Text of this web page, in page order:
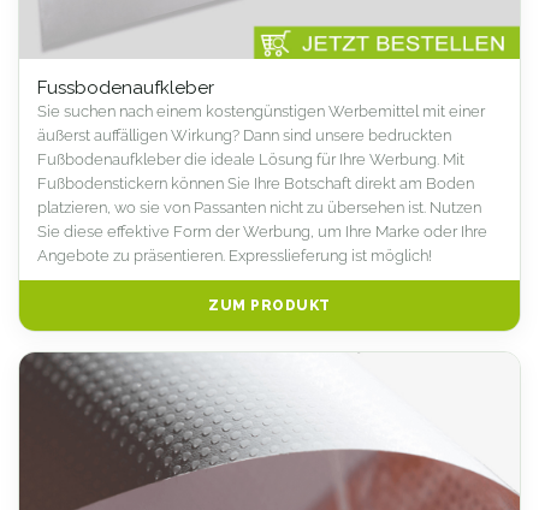
Fussbodenaufkleber
Sie suchen nach einem kostengünstigen Werbemittel mit einer
äußerst auffälligen Wirkung? Dann sind unsere bedruckten
Fußbodenaufkleber die ideale Lösung für Ihre Werbung. Mit
Fußbodenstickern können Sie Ihre Botschaft direkt am Boden
platzieren, wo sie von Passanten nicht zu übersehen ist. Nutzen
Sie diese effektive Form der Werbung, um Ihre Marke oder Ihre
Angebote zu präsentieren. Expresslieferung ist möglich!
ZUM PRODUKT